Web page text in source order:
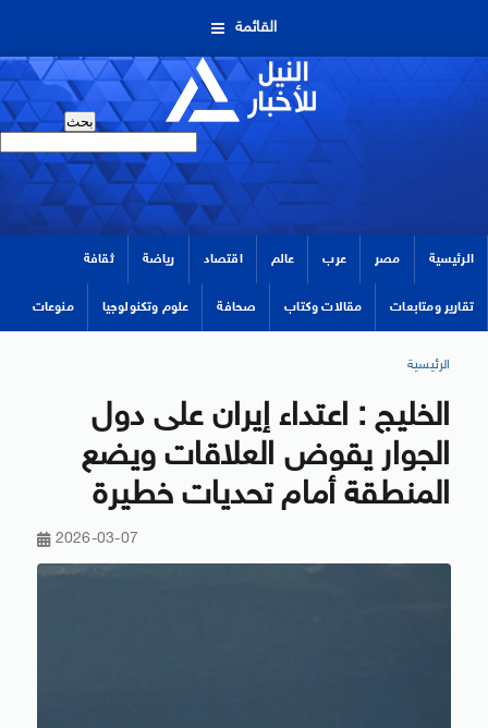
القائمة
الرئيسية مصر عرب عالم اقتصاد رياضة ثقافة
تقارير ومتابعات مقالات وكتاب صحافة علوم وتكنولوجيا منوعات
الرئيسية
الخليج : اعتداء إيران على دول
الجوار يقوض العلاقات ويضع
المنطقة أمام تحديات خطيرة
2026-03-07